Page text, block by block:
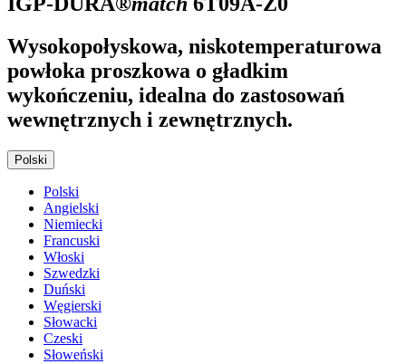
Wysokopołyskowa, niskotemperaturowa
powłoka proszkowa o gładkim
wykończeniu, idealna do zastosowań
wewnętrznych i zewnętrznych.
Polski
Polski
Angielski
Niemiecki
Francuski
Włoski
Szwedzki
Duński
Węgierski
Słowacki
Czeski
Słoweński